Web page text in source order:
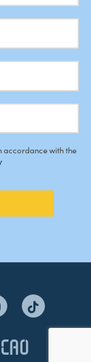
accordance with the